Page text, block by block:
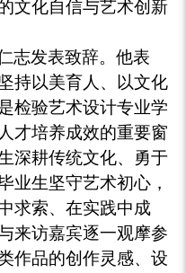
文化自信与艺术创新
志发表致辞。他表
持以美育人、以文化
检验艺术设计专业学
才培养成效的重要窗
深耕传统文化、勇于
业生坚守艺术初心，
求索、在实践中成
来访嘉宾逐一观摩参
作品的创作灵感、设